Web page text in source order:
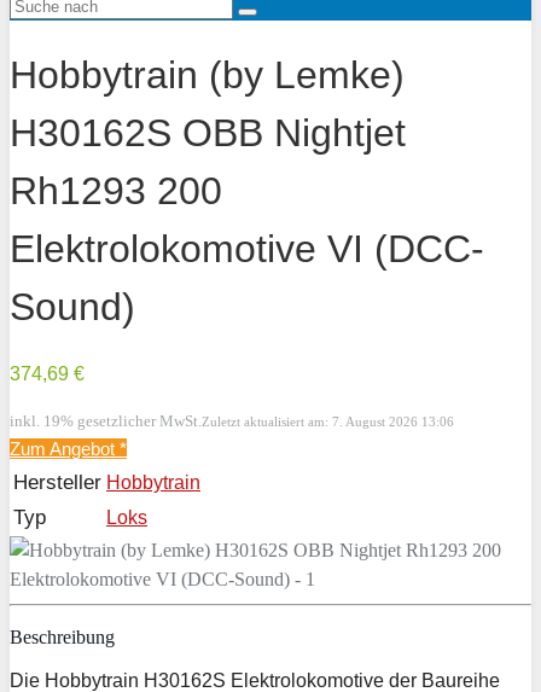
Hobbytrain (by Lemke)
H30162S OBB Nightjet
Rh1293 200
Elektrolokomotive VI (DCC-
Sound)
374,69 €
inkl. 19% gesetzlicher MwSt. Zuletzt aktualisiert am: 7. August 2026 13:06
Zum Angebot *
Hersteller Hobbytrain
Typ Loks
Beschreibung
Die Hobbytrain H30162S Elektrolokomotive der Baureihe